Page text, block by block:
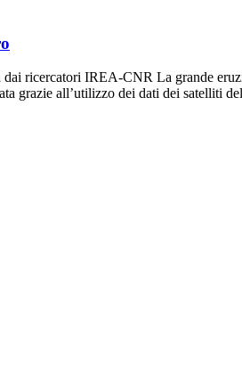
ricercatori IREA-CNR La grande
grazie all’utilizzo dei dati dei satelliti